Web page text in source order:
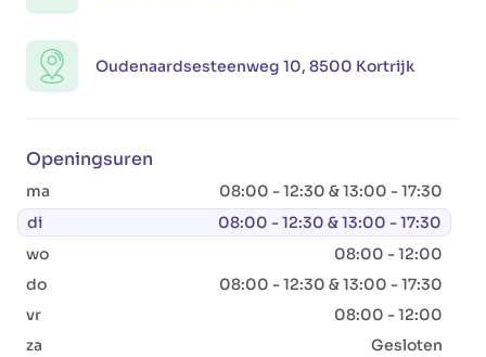
Oudenaardsesteenweg 10, 8500 Kortrijk
Openingsuren
ma
08:00 - 12:30 & 13:00 - 17:30
di
08:00 - 12:30 & 13:00 - 17:30
wo
08:00 - 12:00
do
08:00 - 12:30 & 13:00 - 17:30
vr
08:00 - 12:00
za
Gesloten